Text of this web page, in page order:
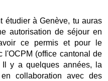
étudier à Genève, tu auras
autorisation de séjour en
ce permis et pour le
l'OCPM (office cantonal de
Il y a quelques années, la
collaboration avec des